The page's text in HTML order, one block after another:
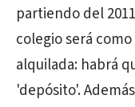
partiendo del
colegio será
alquilada: habrá
'depósito'.